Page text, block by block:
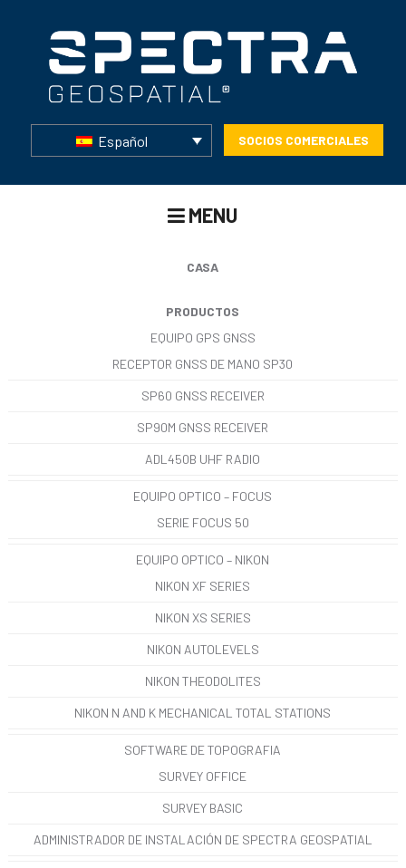
Español SOCIOS COMERCIALES
MENU
CASA
PRODUCTOS
EQUIPO GPS GNSS
RECEPTOR GNSS DE MANO SP30
SP60 GNSS RECEIVER
SP90M GNSS RECEIVER
ADL450B UHF RADIO
EQUIPO OPTICO – FOCUS
SERIE FOCUS 50
EQUIPO OPTICO – NIKON
NIKON XF SERIES
NIKON XS SERIES
NIKON AUTOLEVELS
NIKON THEODOLITES
NIKON N AND K MECHANICAL TOTAL STATIONS
SOFTWARE DE TOPOGRAFIA
SURVEY OFFICE
SURVEY BASIC
ADMINISTRADOR DE INSTALACIÓN DE SPECTRA GEOSPATIAL